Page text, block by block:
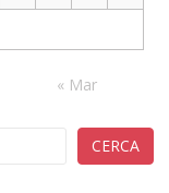
« Mar
CERCA